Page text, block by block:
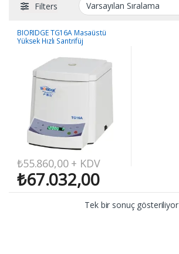
Filters
BIORIDGE TG16A Masaüstü
Yüksek Hızlı Santrifüj
₺55.860,00+ KDV
₺67.032,00
Tek bir sonuç gösteriliyor